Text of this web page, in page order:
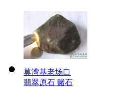
莫湾基老场口
翡翠原石 赌石